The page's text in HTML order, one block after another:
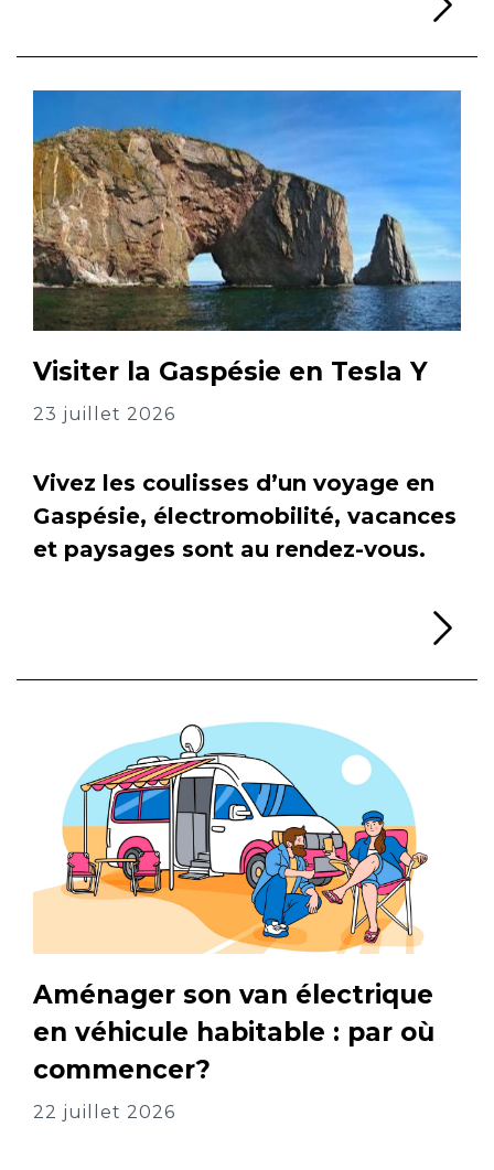
Visiter la Gaspésie en Tesla Y
23 juillet 2026
Vivez les coulisses d’un voyage en
Gaspésie, électromobilité, vacances
et paysages sont au rendez-vous.
Aménager son van électrique
en véhicule habitable : par où
commencer?
22 juillet 2026